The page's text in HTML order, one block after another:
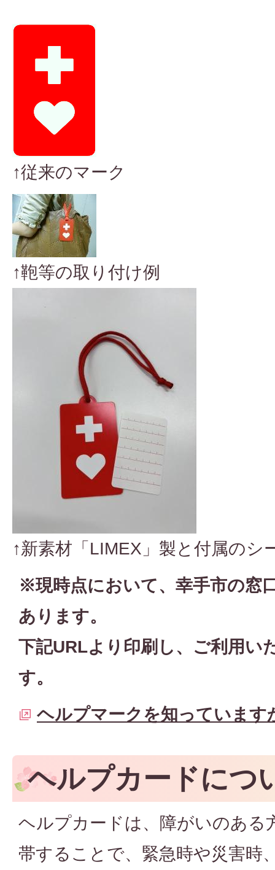
↑従来のマーク
↑鞄等の取り付け例
↑新素材「LIMEX」製と付属のシ
※現時点において、幸手市の窓
あります。
下記URLより印刷し、ご利用い
す。
ヘルプマークを知っています
ヘルプカードにつ
ヘルプカードは、障がいのある
帯することで、緊急時や災害時